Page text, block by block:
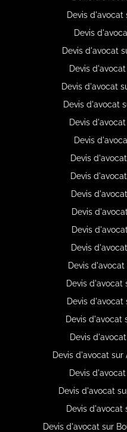
Devis d'avocat
Devis
Devis d'avocat
Devis
Devis d'avocat
Devis d'avocat
Devis
Devis
Devis
Devis
Devis
Devis
Devis
Devis
Devis
Devis d'avocat
Devis d'avocat
Devis d'avocat
Devis
Devis d'avocat sur
Devis
Devis d'avocat
Devis d'avocat
Devis d'avocat sur